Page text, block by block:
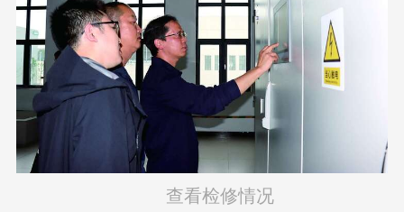
查看检修情况